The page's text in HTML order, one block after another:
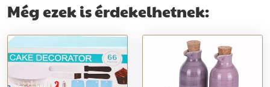
Még ezek is érdekelhetnek: